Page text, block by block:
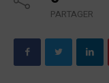
PARTAGER